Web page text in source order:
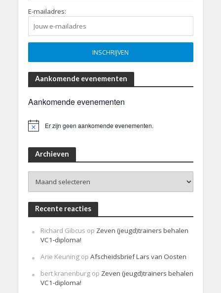
E-mailadres:
Aankomende evenementen
Aankomende evenementen
Er zijn geen aankomende evenementen.
Archieven
Recente reacties
Richard Gibcus op Zeven (jeugd)trainers behalen
VC1-diploma!
Arie Keuningop Afscheidsbrief Lars van Oosten
bert kranenburgop Zeven (jeugd)trainers behalen
VC1-diploma!